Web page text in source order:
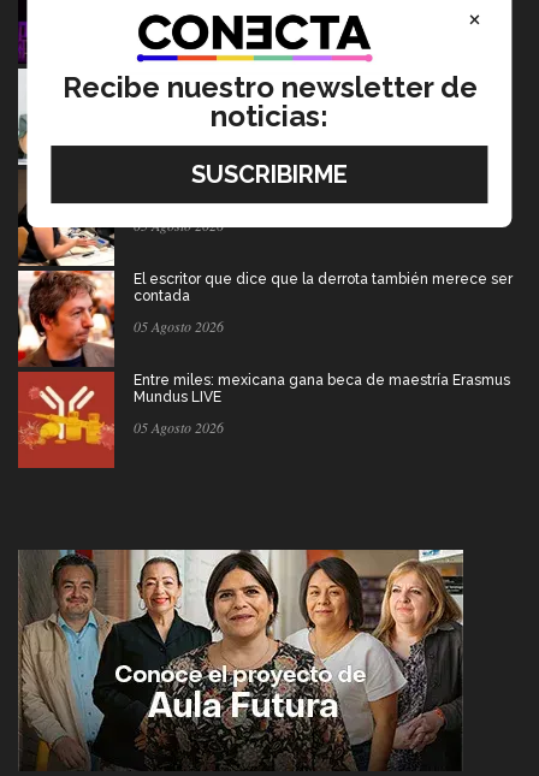
06 Agosto 2026
Tec y UT Austin buscan "devolver la voz" a
hispanohablantes con afasia
05 Agosto 2026
En la ONU: mexicana y EXATEC representó en Nueva
05 Agosto 2026
El escritor que dice que la derrota también merece ser
contada
05 Agosto 2026
Entre miles: mexicana gana beca de maestría Erasmus
Mundus LIVE
05 Agosto 2026
×
Recibe nuestro newsletter de
noticias: